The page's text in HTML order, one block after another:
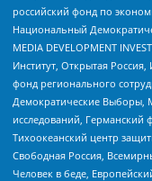
российский фонд по
Национальный
MEDIA DEVELOPMENT
Институт, Открытая
фонд регионального
Демократические Выборы,
исследований,
Тихоокеанский центр
Свободная Россия,
Человек в беде,